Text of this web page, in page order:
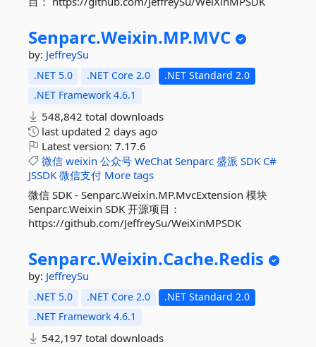
Senparc.Weixin.MP.MVC
by: JeffreySu
.NET 5.0 .NET Core 2.0
.NET Standard 2.0
.NET Framework 4.6.1
548,842 total downloads
last updated 2 days ago
Latest version: 7.17.6
微信 weixin 公众号 WeChat Senparc 盛派 SDK C#
JSSDK 微信支付 More tags
微信 SDK - Senparc.Weixin.MP.MvcExtension 模块
Senparc.Weixin SDK 开源项目：
https://github.com/JeffreySu/WeiXinMPSDK
Senparc.Weixin.Cache.Redis
by: JeffreySu
.NET 5.0 .NET Core 2.0
.NET Standard 2.0
.NET Framework 4.6.1
542,197 total downloads